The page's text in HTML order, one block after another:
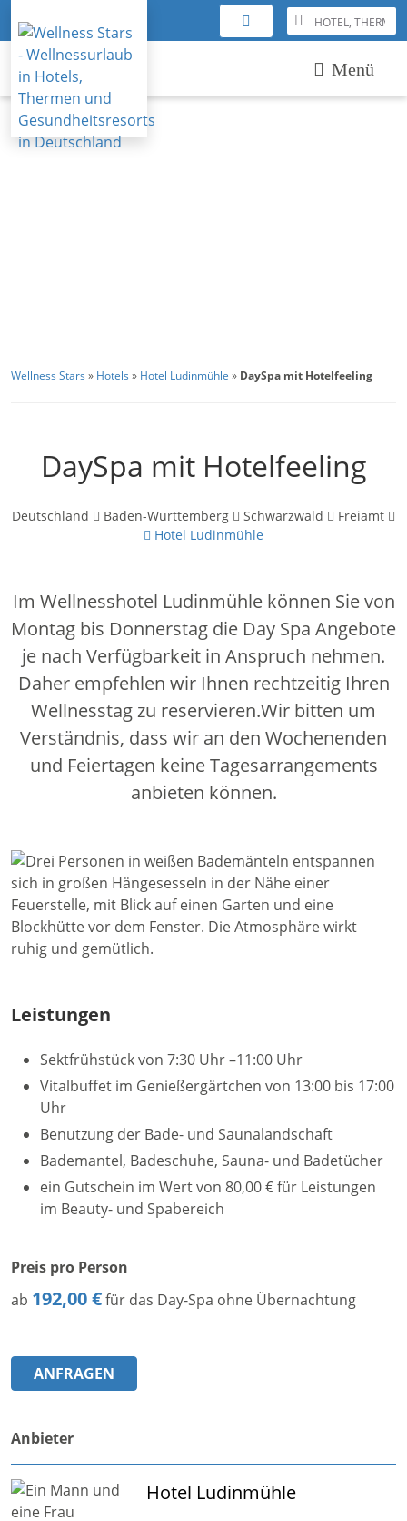
Menü
Wellness Stars » Hotels » Hotel Ludinmühle » DaySpa mit Hotelfeeling
DaySpa mit Hotelfeeling
Deutschland Baden-Württemberg Schwarzwald
Freiamt
Hotel Ludinmühle
Im Wellnesshotel Ludinmühle können Sie von
Montag bis Donnerstag die Day Spa Angebote
je nach Verfügbarkeit in Anspruch nehmen.
Daher empfehlen wir Ihnen rechtzeitig Ihren
Wellnesstag zu reservieren.Wir bitten um
Verständnis, dass wir an den Wochenenden
und Feiertagen keine Tagesarrangements
anbieten können.
Leistungen
Sektfrühstück von 7:30 Uhr –11:00 Uhr
Vitalbuffet im Genießergärtchen von 13:00 bis 17:00
Uhr
Benutzung der Bade- und Saunalandschaft
Bademantel, Badeschuhe, Sauna- und Badetücher
ein Gutschein im Wert von 80,00 € für Leistungen
im Beauty- und Spabereich
Preis pro Person
ab 192,00 €für das Day-Spa ohne Übernachtung
ANFRAGEN
Anbieter
Hotel Ludinmühle